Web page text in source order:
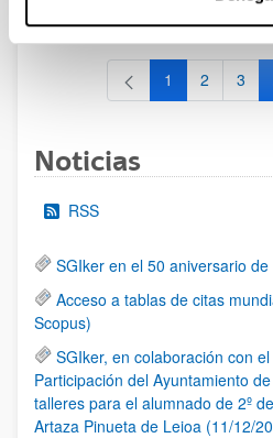
al 30/07/2026 (ambos incluídos)
Página
1 Página
2 3
Noticias
RSS
SGIker en el 50 aniversario
Acceso a tablas de citas
Scopus)
SGIker, en colaboración con
Participación del Ayuntamiento
talleres para el alumnado de 2º
Artaza Pinueta de Leioa (11/12/